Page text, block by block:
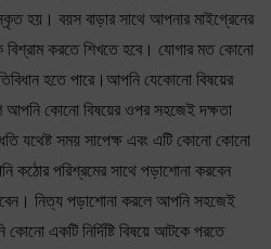
হয়। বয়স বাড়ার সাথে আপনার মাইগ্রেনের
বিশ্রাম করতে শিখতে হবে। যোগার মত কোনো
হতে পারে।আপনি যেকোনো বিষয়ের
আপনি কোনো বিষয়ের ওপর সহজেই দক্ষতা
যথেষ্ট সময় সাপেক্ষ এবং এটি কোনো কোনো
কঠোর পরিশ্রমের সাথে পড়াশোনা করবেন
নিত্য পড়াশোনা করলে আপনি সহজেই
একটি নির্দিষ্টি বিষয়ে আটকে পরতে